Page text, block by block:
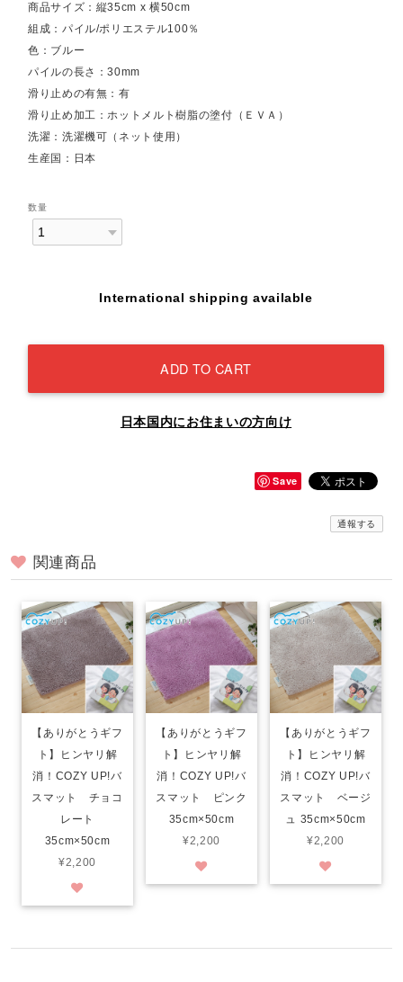
商品サイズ：縦35cm x 横50cm
組成：パイル/ポリエステル100％
色：ブルー
パイルの長さ：30mm
滑り止めの有無：有
滑り止め加工：ホットメルト樹脂の塗付（ＥＶＡ）
洗濯：洗濯機可（ネット使用）
生産国：日本
数量
International shipping available
ADD TO CART
日本国内にお住まいの方向け
Save
通報する
関連商品
【ありがとうギフ
ト】ヒンヤリ解
消！COZY UP!バ
スマット チョコ
レート
35cm×50cm
¥2,200
【ありがとうギフ
ト】ヒンヤリ解
消！COZY UP!バ
スマット ピンク
35cm×50cm
¥2,200
【ありがとうギフ
ト】ヒンヤリ解
消！COZY UP!バ
スマット ベージ
ュ 35cm×50cm
¥2,200